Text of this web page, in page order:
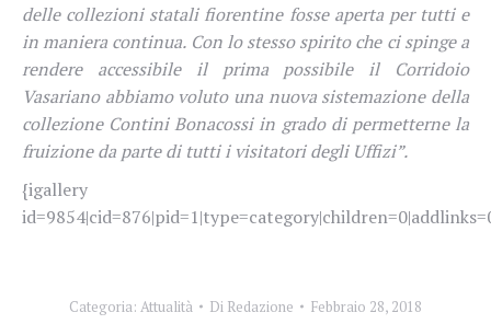
delle collezioni statali fiorentine fosse aperta per tutti e
in maniera continua. Con lo stesso spirito che ci spinge a
rendere accessibile il prima possibile il Corridoio
Vasariano abbiamo voluto una nuova sistemazione della
collezione Contini Bonacossi in grado di permetterne la
fruizione da parte di tutti i visitatori degli Uffizi”.
{igallery
Categoria: Attualità Di Redazione
Febbraio 28, 2018